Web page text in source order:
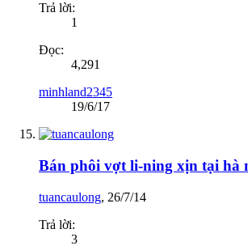
Trả lời:
1
Đọc:
4,291
minhland2345
19/6/17
Bán phôi vợt li-ning xịn tại hà
tuancaulong, 26/7/14
Trả lời:
3